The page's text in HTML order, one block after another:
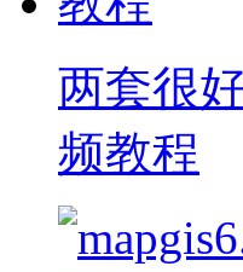
两套很
频教程